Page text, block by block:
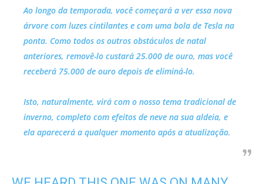
Ao longo da temporada, você começará a ver essa nova
árvore com luzes cintilantes e com uma bola de Tesla na
ponta. Como todos os outros obstáculos de natal
anteriores, removê-lo custará 25.000 de ouro, mas você
receberá 75.000 de ouro depois de eliminá-lo.
Isto, naturalmente, virá com o nosso tema tradicional de
inverno, completo com efeitos de neve na sua aldeia, e
ela aparecerá a qualquer momento após a atualização.